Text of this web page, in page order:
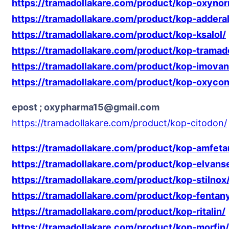
https://tramadollakare.com/product/kop-
https://tramadollakare.com/product/kop-
https://tramadollakare.com/product/kop-ksalol/
https://tramadollakare.com/product/kop-
https://tramadollakare.com/product/kop-
https://tramadollakare.com/product/kop-
epost ; oxypharma15@gmail.com
https://tramadollakare.com/product/kop-citodon/
https://tramadollakare.com/product/kop-
https://tramadollakare.com/product/kop-
https://tramadollakare.com/product/kop-
https://tramadollakare.com/product/kop-
https://tramadollakare.com/product/kop-ritalin/